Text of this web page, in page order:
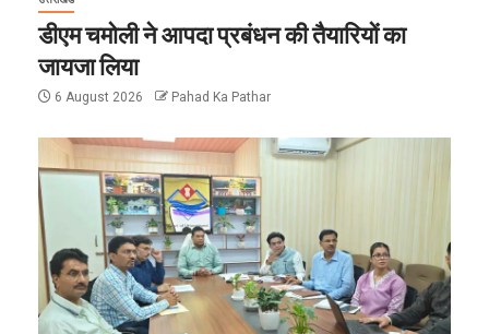
डीएम चमोली ने आपदा प्रबंधन की तैयारियों का
जायजा लिया
6 August 2026 Pahad Ka Pathar